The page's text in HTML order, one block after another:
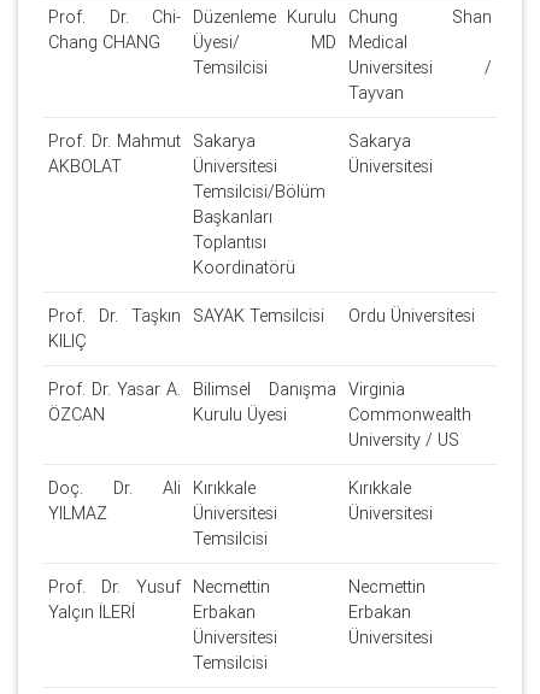
Prof. Dr. Chi-
Chang CHANG
Düzenleme Kurulu
Üyesi/ MD
Temsilcisi
Chung Shan
Medical
Universitesi /
Tayvan
Prof. Dr. Mahmut
AKBOLAT
Sakarya
Üniversitesi
Temsilcisi/Bölüm
Başkanları
Toplantısı
Koordinatörü
Sakarya
Üniversitesi
Prof. Dr. Taşkın
KILIÇ
SAYAK Temsilcisi Ordu Üniversitesi
Prof. Dr. Yasar A.
ÖZCAN
Bilimsel Danışma
Kurulu Üyesi
Virginia
Commonwealth
University / US
Doç. Dr. Ali
YILMAZ
Kırıkkale
Üniversitesi
Temsilcisi
Kırıkkale
Üniversitesi
Prof. Dr. Yusuf
Yalçın İLERİ
Necmettin
Erbakan
Üniversitesi
Temsilcisi
Necmettin
Erbakan
Üniversitesi